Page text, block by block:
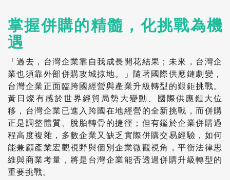
掌握併購的精髓，化挑戰為機
遇
「過去，台灣企業靠自我成長開花結果；未來，台灣企
業也須靠外部併購攻城掠地。」隨著國際供應鏈劇變，
台灣企業正面臨跨國經營與產業升級轉型的艱鉅挑戰。
黃日燦有感於世界經貿局勢大變動、國際供應鏈大位
移，台灣企業已進入跨國在地經營的全新挑戰，而併購
正是調整體質、脫胎轉骨的捷徑；但有鑑於企業併購過
程高度複雜，多數企業又缺乏實際併購交易經驗，如何
能兼顧產業宏觀視野與個別企業微觀視角，平衡法律思
維與商業考量，將是台灣企業能否透過併購升級轉型的
重要挑戰。